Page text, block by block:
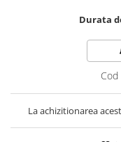
Ard al ZaafaranDurata
La achizitionarea